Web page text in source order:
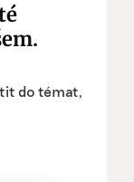
do témat,